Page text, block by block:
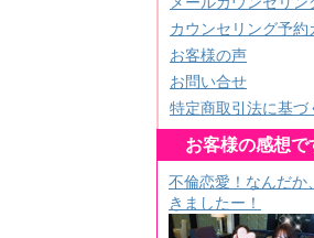
カウンセリング予約
お客様の声
お問い合せ
特定商取引法に基づ
お客様の感想
不倫恋愛！なんだか
きましたー！